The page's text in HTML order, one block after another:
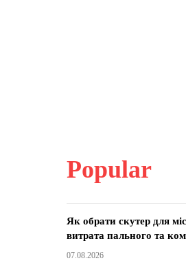
Popular
Як обрати скутер для
витрата пального та
07.08.2026